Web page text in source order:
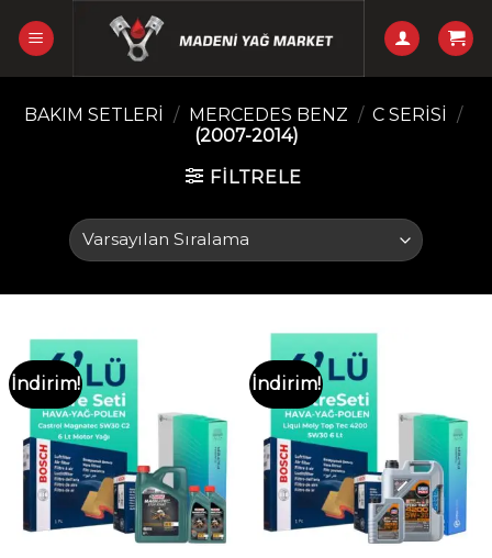
BAKIM SETLERI / MERCEDES BENZ / C SERISI /
(2007-2014)
FILTRELE
İndirim! İndirim!